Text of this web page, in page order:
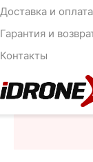
Доставка и оплата
Гарантия и
Контакты